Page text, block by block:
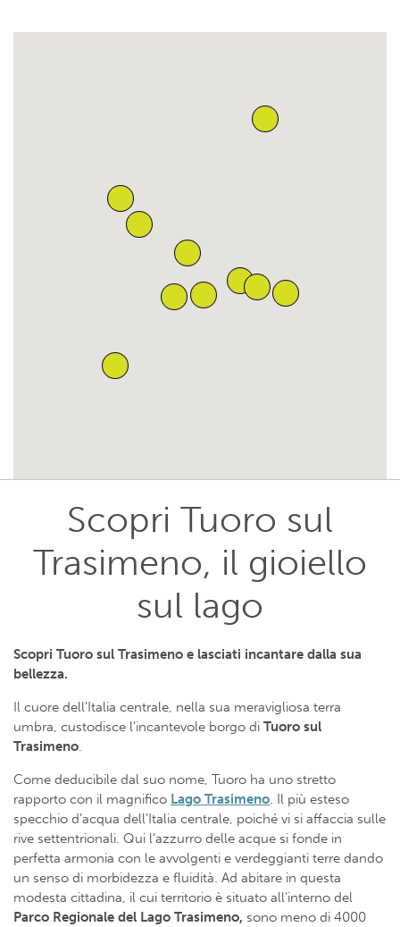
Scopri Tuoro sul
Trasimeno, il gioiello
sul lago
Scopri Tuoro sul Trasimeno e lasciati incantare dalla sua
bellezza.
Il cuore dell’Italia centrale, nella sua meravigliosa terra
umbra, custodisce l’incantevole borgo di Tuoro sul
Trasimeno.
Come deducibile dal suo nome, Tuoro ha uno stretto
rapporto con il magnifico Lago Trasimeno. Il più esteso
specchio d’acqua dell’Italia centrale, poiché vi si affaccia sulle
rive settentrionali. Qui l’azzurro delle acque si fonde in
perfetta armonia con le avvolgenti e verdeggianti terre dando
un senso di morbidezza e fluidità. Ad abitare in questa
modesta cittadina, il cui territorio è situato all’interno del
Parco Regionale del Lago Trasimeno, sono meno di 4000